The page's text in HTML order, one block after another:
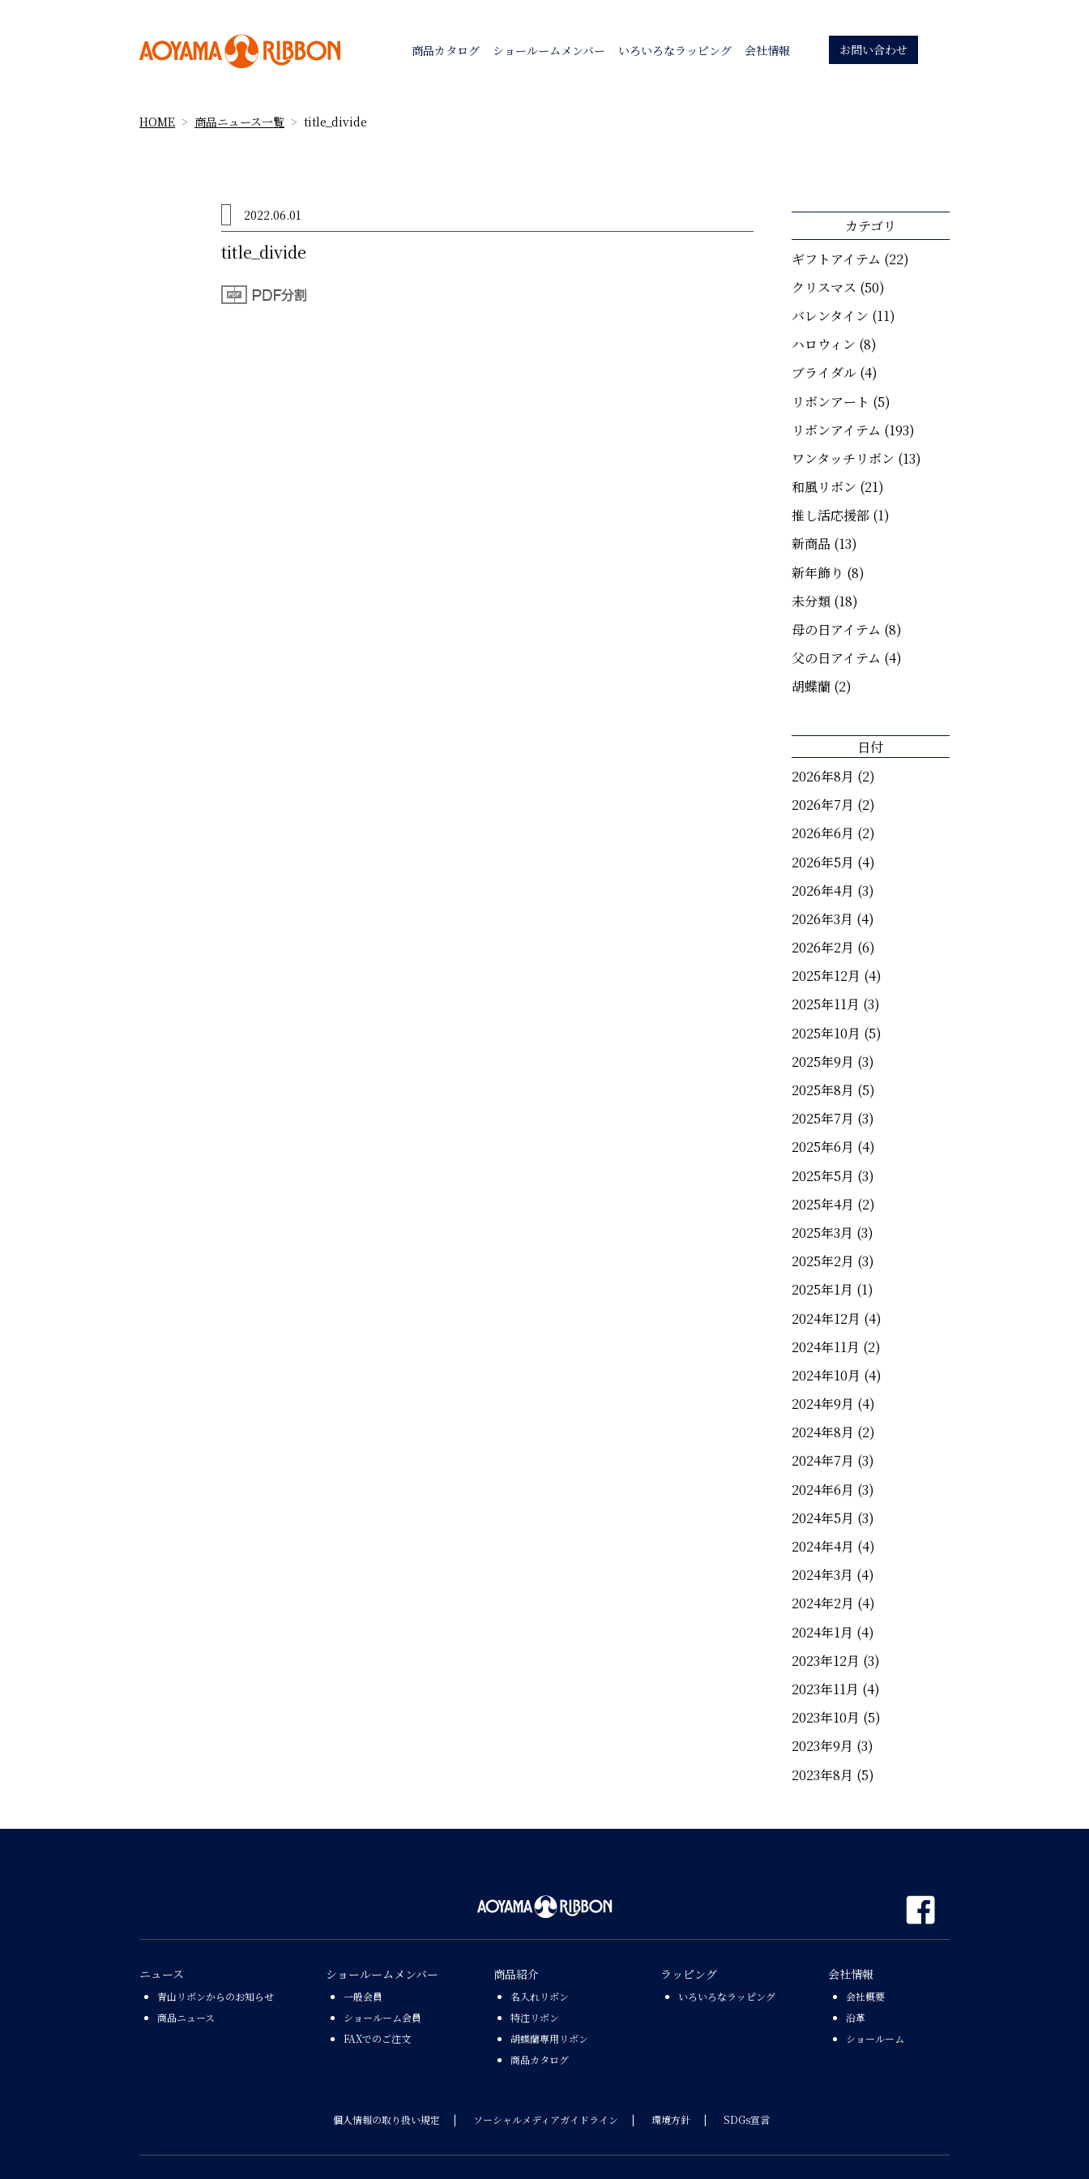
商品カタログ ショールームメンバー いろいろなラッピング 会社情報 お問い合わせ
HOME 商品ニュース一覧 title_divide
2022.06.01
title_divide
カテゴリ
ギフトアイテム (22)
クリスマス (50)
バレンタイン (11)
ハロウィン (8)
ブライダル(4)
リボンアート (5)
リボンアイテム (193)
ワンタッチリボン (13)
和風リボン (21)
推し活応援部 (1)
新商品 (13)
新年飾り (8)
未分類(18)
母の日アイテム (8)
父の日アイテム (4)
胡蝶蘭(2)
日付
2026年8月 (2)
2026年7月 (2)
2026年6月 (2)
2026年5月 (4)
2026年4月 (3)
2026年3月 (4)
2026年2月 (6)
2025年12月 (4)
2025年11月 (3)
2025年10月 (5)
2025年9月 (3)
2025年8月 (5)
2025年7月 (3)
2025年6月 (4)
2025年5月 (3)
2025年4月 (2)
2025年3月 (3)
2025年2月 (3)
2025年1月 (1)
2024年12月 (4)
2024年11月 (2)
2024年10月 (4)
2024年9月 (4)
2024年8月 (2)
2024年7月 (3)
2024年6月 (3)
2024年5月 (3)
2024年4月 (4)
2024年3月 (4)
2024年2月 (4)
2024年1月 (4)
2023年12月 (3)
2023年11月 (4)
2023年10月 (5)
2023年9月 (3)
2023年8月 (5)
ニュース
青山リボンからのお知らせ
商品ニュース
ショールームメンバー
一般会員
ショールーム会員
FAXでのご注文
商品紹介
名入れリボン
特注リボン
胡蝶蘭専用リボン
商品カタログ
ラッピング
いろいろなラッピング
会社情報
会社概要
沿革
ショールーム
個人情報の取り扱い規定 ソーシャルメディアガイドライン 環境方針 SDGs宣言